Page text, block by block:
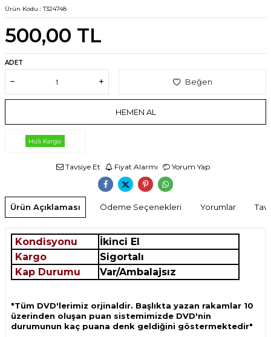
Ürün Kodu :T324748
500,00 TL
ADET
Beğen
HEMEN AL
Tavsiye Et Fiyat Alarmı Yorum Yap
Ürün Açıklaması Ödeme Seçenekleri Yorumlar
Kondisyonu
İkinci El
Kargo
Sigortalı
Kap Durumu
Var/Ambalajsız
"Tüm DVD'lerimiz orjinaldir. Başlıkta yazan rakamlar 10
üzerinden oluşan puan sistemimizde DVD'nin
durumunun kaç puana denk geldiğini göstermektedir"